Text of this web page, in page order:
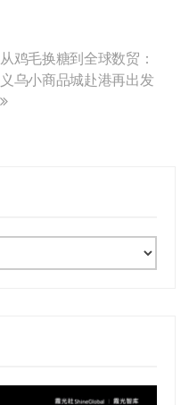
从鸡毛换糖到全球数贸：
义乌小商品城赴港再出发